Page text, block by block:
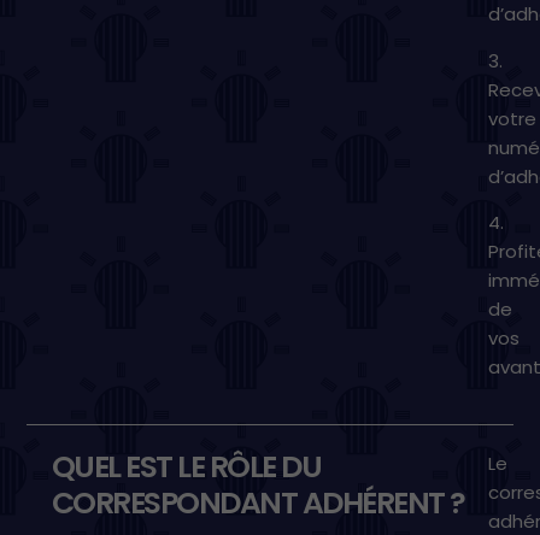
3.
votre
4.
de
vos
QUEL EST LE RÔLE DU
CORRESPONDANT ADHÉRENT ?
Le